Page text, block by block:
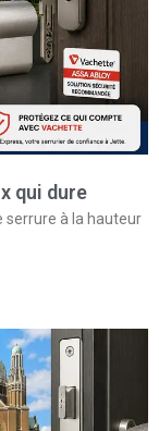
qui dure
à la hauteur